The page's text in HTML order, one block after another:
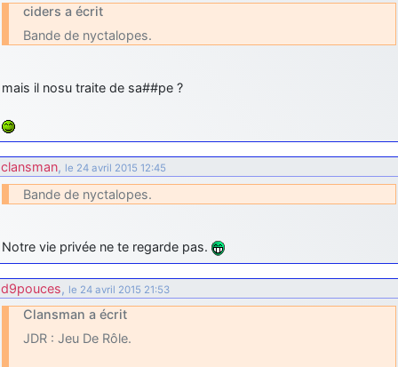
ciders a écrit
Bande de nyctalopes.
mais il nosu traite de sa##pe ?
clansman, le 24 avril 2015 12:45
Bande de nyctalopes.
Notre vie privée ne te regarde pas.
d9pouces, le 24 avril 2015 21:53
Clansman a écrit
JDR : Jeu De Rôle.